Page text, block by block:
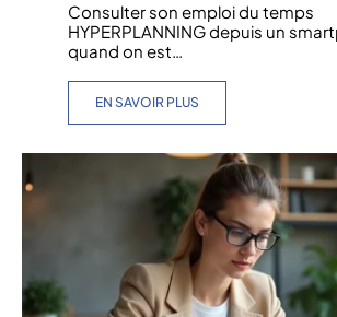
Consulter son emploi du temps
HYPERPLANNING depuis un
quand on est…
EN SAVOIR PLUS